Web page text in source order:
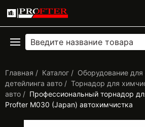
Главная Каталог
Оборудование
детейлинга авто
Торнадор для
авто
Профессиональный торнадор
Profter М030 (Japan) автохимчистка